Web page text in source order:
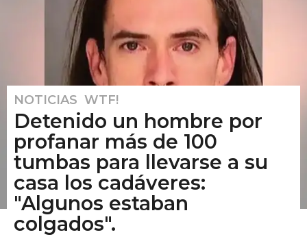
7
m
s
e
s
a
o
NOTICIAS ,WTF!
Detenido un hombre por
profanar más de 100
tumbas para llevarse a su
casa los cadáveres:
"Algunos estaban
colgados".